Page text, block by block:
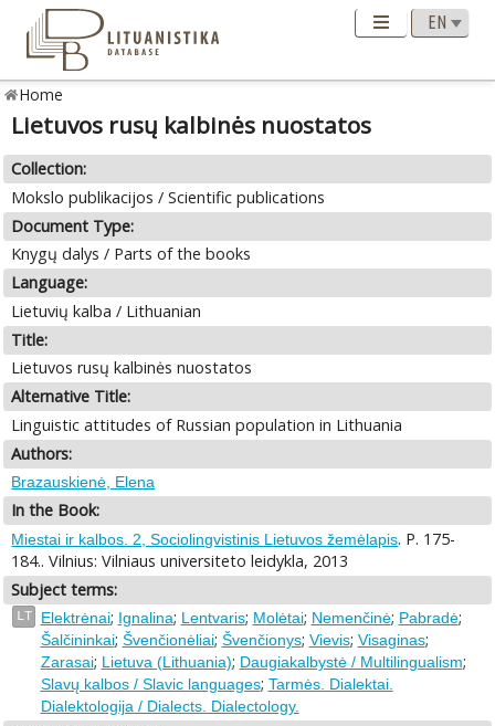
Home
Lietuvos rusų kalbinės nuostatos
Collection:
Mokslo publikacijos / Scientific publications
Document Type:
Knygų dalys / Parts of the books
Language:
Lietuvių kalba / Lithuanian
Title:
Lietuvos rusų kalbinės nuostatos
Alternative Title:
Linguistic attitudes of Russian population in Lithuania
Authors:
Brazauskienė, Elena
In the Book:
Miestai ir kalbos. 2, Sociolingvistinis Lietuvos žemėlapis. P. 175-
184.. Vilnius: Vilniaus universiteto leidykla, 2013
Subject terms:
LT Elektrėnai; Ignalina; Lentvaris; Molėtai; Nemenčinė; Pabradė;
Šalčininkai; Švenčionėliai; Švenčionys; Vievis; Visaginas;
Zarasai; Lietuva (Lithuania); Daugiakalbystė / Multilingualism;
Slavų kalbos / Slavic languages; Tarmės. Dialektai.
Dialektologija / Dialects. Dialectology.